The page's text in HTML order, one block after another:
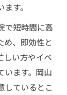
す。
で短時間に高
め、即効性と
しい方やイベ
います。岡山
しているとこ